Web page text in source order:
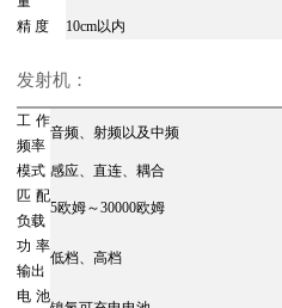
精 度 10cm以内
发射机：
工作
频率
音频、射频以及中频
模式 感应、直连、耦合
匹配
负载
5欧姆～30000欧姆
功率
输出
低档、高档
电池